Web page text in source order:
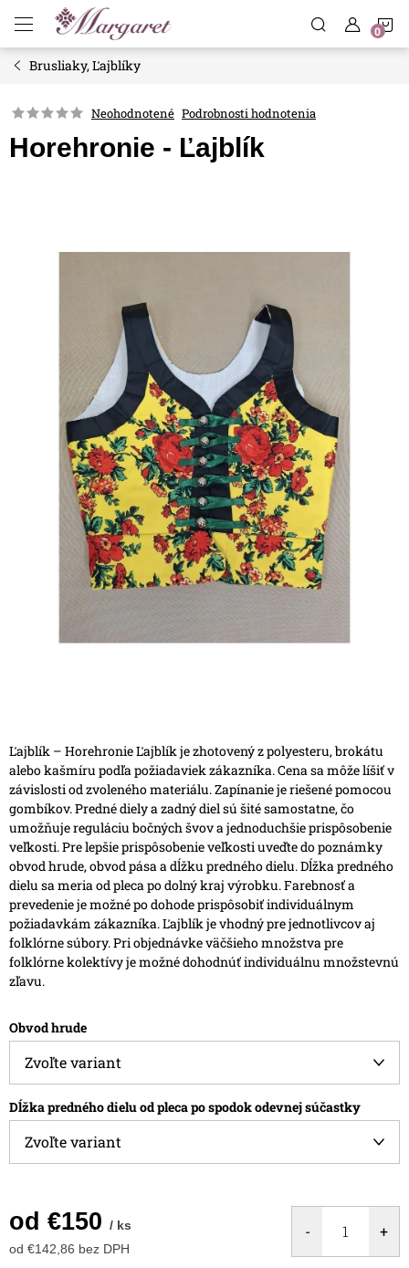
obsah
Brusliaky, Ľajblíky
Neohodnotené Podrobnosti hodnotenia
Horehronie - Ľajblík
Ľajblík – HorehronieĽajblík je zhotovený z polyesteru, brokátu
alebo kašmíru podľa požiadaviek zákazníka. Cena sa môže líšiť v
závislosti od zvoleného materiálu.Zapínanie je riešené pomocou
gombíkov. Predné diely a zadný diel sú šité samostatne, čo
umožňuje reguláciu bočných švov a jednoduchšie prispôsobenie
veľkosti.Pre lepšie prispôsobenie veľkosti uveďte do poznámky
obvod hrude, obvod pása a dĺžku predného dielu. Dĺžka predného
dielu sa meria od pleca po dolný kraj výrobku.Farebnosť a
prevedenie je možné po dohode prispôsobiť individuálnym
požiadavkám zákazníka.Ľajblík je vhodný pre jednotlivcov aj
folklórne súbory. Pri objednávke väčšieho množstva pre
folklórne kolektívy je možné dohodnúť individuálnu množstevnú
zľavu.
Obvod hrude
Dĺžka predného dielu od pleca po spodok odevnej súčastky
od €150 / ks
od €142,86 bez DPH